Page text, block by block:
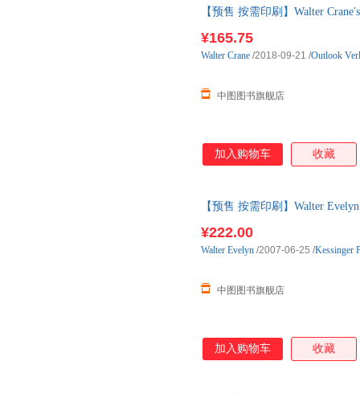
【预售 按需印刷】Walter
¥165.75
中图图书旗舰店
Walter Crane /2018-09-21 /Outlook
加入购物车 收藏
【预售 按需印刷】Walter
¥222.00
中图图书旗舰店
Walter Evelyn /2007-06-25 /Kessinger
加入购物车 收藏